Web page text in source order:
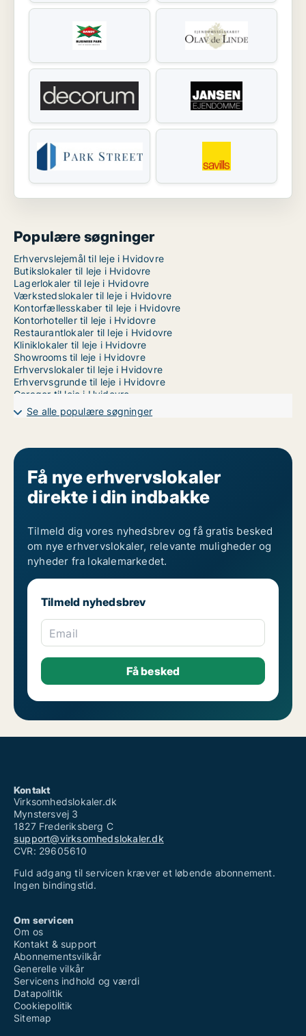
Populære søgninger
Erhvervslejemål til leje i Hvidovre
Butikslokaler til leje i Hvidovre
Lagerlokaler til leje i Hvidovre
Værkstedslokaler til leje i Hvidovre
Kontorfællesskaber til leje i Hvidovre
Kontorhoteller til leje i Hvidovre
Restaurantlokaler til leje i Hvidovre
Kliniklokaler til leje i Hvidovre
Showrooms til leje i Hvidovre
Erhvervslokaler til leje i Hvidovre
Erhvervsgrunde til leje i Hvidovre
Garager til leje i Hvidovre
Kontorlokaler til leje i København
Se alle populære søgninger
Få nye erhvervslokaler
direkte i din indbakke
Tilmeld dig vores nyhedsbrev og få gratis besked
om nye erhvervslokaler, relevante muligheder og
nyheder fra lokalemarkedet.
Tilmeld nyhedsbrev
Email
Kontakt
Virksomhedslokaler.dk
Mynstersvej 3
1827 Frederiksberg C
support@virksomhedslokaler.dk
CVR: 29605610
Fuld adgang til servicen kræver et løbende abonnement.
Ingen bindingstid.
Om servicen
Om os
Kontakt & support
Abonnementsvilkår
Generelle vilkår
Servicens indhold og værdi
Datapolitik
Cookiepolitik
Sitemap